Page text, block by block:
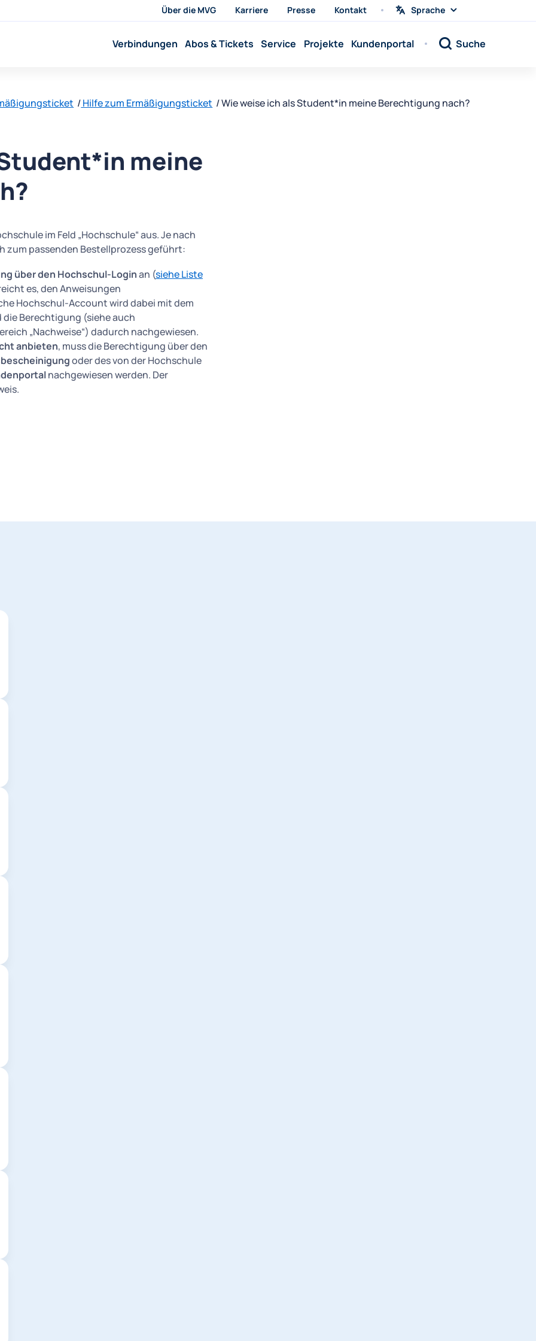
Über die MVG Karriere Presse Kontakt
Sprache
Sprache
Verbindungen Abos & Tickets Service Projekte Kundenportal Suche
Hilfe zum Ermäßigungsticket Wie weise ich als Student*in meine Berechtigung nach?
meine
im Feld „Hochschule“ aus. Je nach
zum passenden Bestellprozess geführt:
über den Hochschul-Loginan (siehe Liste
es, den Anweisungen
Hochschul-Account wird dabei mit dem
Berechtigung (siehe auch
„Nachweise“) dadurch nachgewiesen.
anbieten, muss die Berechtigung über den
oder des von der Hochschule
nachgewiesen werden. Der